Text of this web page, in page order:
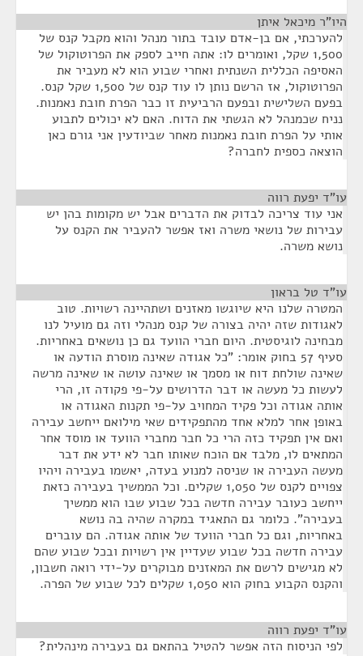
היו"ר מיכאל איתן
להערכתי, אם בן-אדם עובד בתור מנהל והוא מקבל קנס של
1,500 שקל, ואומרים לו: אתה חייב לספק את הפרוטוקול של
האסיפה הכללית השנתית ואחרי שבוע הוא לא מעביר את
הפרוטוקול, אז הרשם נותן לו עוד קנס של 1,500 שקל קנס.
בפעם השלישית ובפעם הרביעית זו כבר הפרת חובת נאמנות.
נניח שכמנהל לא הגשתי את הדוח. האם לא יכולים לתבוע
אותי על הפרת חובת נאמנות מאחר שביודעין אני גורם כאן
הוצאה כספית לחברה?
עו"ד יפעת רווה
אני עוד צריכה לבדוק את הדברים אבל יש מקומות בהן יש
עבירות של נושאי משרה ואז אפשר להעביר את הקנס על
נושא משרה.
עו"ד טל בראון
המטרה שלנו היא שיוגשו מאזנים ושתהיינה רשויות. טוב
לאגודות שזה יהיה בצורה של קנס מנהלי וזה גם מועיל לנו
מבחינה לוגיסטית. היום חברי הוועד גם כן נושאים באחריות.
סעיף 57 בחוק אומר: "כל אגודה שאינה מוסרת הודעה או
שאינה שולחת דוח או מסמך או שאינה עושה או שאינה מרשה
לעשות כל מעשה או דבר הדרושים על-פי פקודה זו, הרי
אותה אגודה וכל פקיד המחויב על-פי תקנות האגודה או
באופן אחר למלא אחד מהתפקידים שאי מילואם ייחשב עבירה
ואם אין תפקיד כזה הרי כל חבר מחברי הוועד או מוסד אחר
המתאים לו, מלבד אם הוכח שאותו חבר לא ידע את דבר
מעשה העבירה או שניסה למנוע בעדה, יאשמו בעבירה ויהיו
צפויים לקנס של 1,050 שקלים. וכל הממשיך בעבירה כזאת
ייחשב כעובר עבירה חדשה בכל שבוע שבו הוא ממשיך
בעבירה". כלומר גם התאגיד במקרה שהיה בה נושא
באחריות, וגם כל חברי הוועד של אותה אגודה. הם עוברים
עבירה חדשה בכל שבוע שעדיין אין רשויות ובכל שבוע שהם
לא מגישים לרשם את המאזנים מבוקרים על-ידי רואה חשבון,
והקנס הקבוע בחוק הוא 1,050 שקלים לכל שבוע של הפרה.
עו"ד יפעת רווה
לפי הניסוח הזה אפשר להטיל בהתאם גם בעבירה מינהלית?